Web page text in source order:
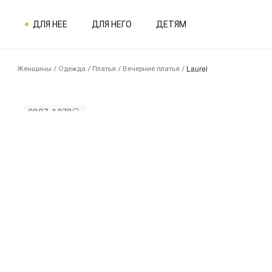
ДЛЯ НЕЕ ДЛЯ НЕГО ДЕТЯМ
Женщины / Одежда / Платья / Вечерние платья / Laurel
0007-1870